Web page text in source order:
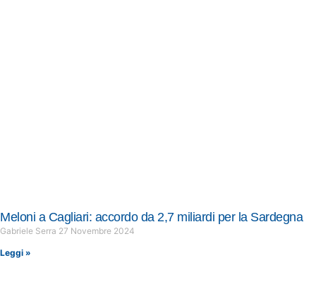
Meloni a Cagliari: accordo da 2,7 miliardi per la Sardegna
Gabriele Serra 27 Novembre 2024
Leggi »